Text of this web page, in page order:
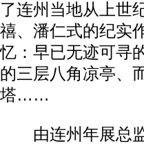
了连州当地从上世
禧、潘仁式的纪实
忆：早已无迹可寻
的三层八角凉亭、
塔……
由连州年展总监